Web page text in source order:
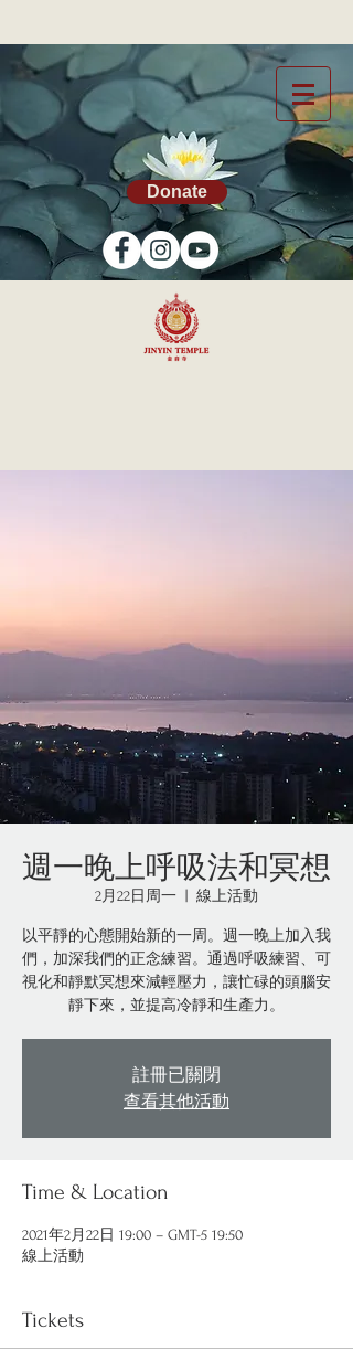
Donate
週一晚上呼吸法和冥想
2月22日周一 線上活動
以平靜的心態開始新的一周。週一晚上加入我
們，加深我們的正念練習。通過呼吸練習、可
視化和靜默冥想來減輕壓力，讓忙碌的頭腦安
靜下來，並提高冷靜和生產力。
註冊已關閉
查看其他活動
Time & Location
2021年2月22日 19:00 – GMT-5 19:50
線上活動
Tickets